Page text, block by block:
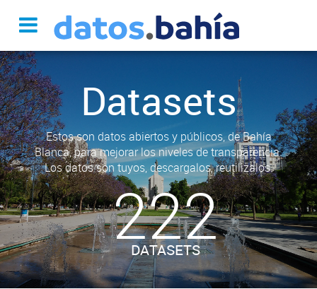
Datasets
Estos son datos abiertos y públicos, de Bahía
Blanca, para mejorar los niveles de transparencia.
Los datos son tuyos, descargalos, reutilizalos.
222
DATASETS